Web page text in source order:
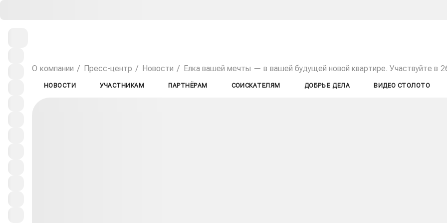
О компании Пресс-центр Новости Елка вашей мечты — в вашей будущей новой квартире. Участвуйте в
НОВОСТИ УЧАСТНИКАМ ПАРТНЁРАМ СОИСКАТЕЛЯМ ДОБРЫЕ ДЕЛА ВИДЕО СТОЛОТО